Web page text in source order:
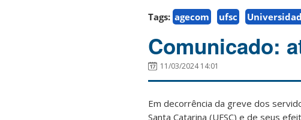
Tags: agecom ufsc
Comunicado:
11/03/2024 14:01
Em decorrência da greve dos
Santa Catarina (UFSC) e de seus